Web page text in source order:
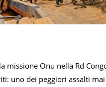
missione Onu nella Rd
uno dei peggiori assalti